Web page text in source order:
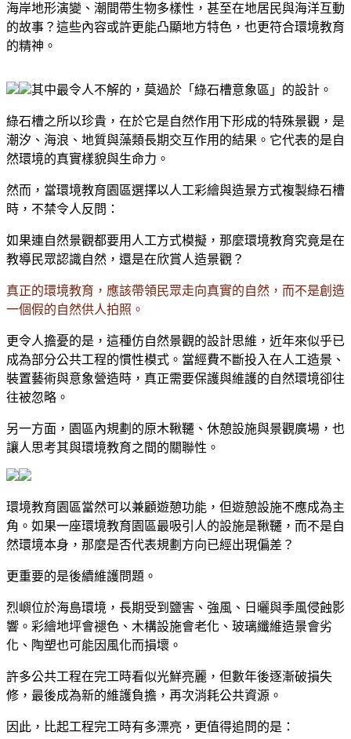
海岸地形演變、潮間帶生物多樣性，甚至在地居民與海洋互動
的故事？這些內容或許更能凸顯地方特色，也更符合環境教育
的精神。
其中最令人不解的，莫過於「綠石槽意象區」的設計。
綠石槽之所以珍貴，在於它是自然作用下形成的特殊景觀，是
潮汐、海浪、地質與藻類長期交互作用的結果。它代表的是自
然環境的真實樣貌與生命力。
然而，當環境教育園區選擇以人工彩繪與造景方式複製綠石槽
時，不禁令人反問：
如果連自然景觀都要用人工方式模擬，那麼環境教育究竟是在
教導民眾認識自然，還是在欣賞人造景觀？
真正的環境教育，應該帶領民眾走向真實的自然，而不是創造
一個假的自然供人拍照。
更令人擔憂的是，這種仿自然景觀的設計思維，近年來似乎已
成為部分公共工程的慣性模式。當經費不斷投入在人工造景、
裝置藝術與意象營造時，真正需要保護與維護的自然環境卻往
往被忽略。
另一方面，園區內規劃的原木鞦韆、休憩設施與景觀廣場，也
讓人思考其與環境教育之間的關聯性。
環境教育園區當然可以兼顧遊憩功能，但遊憩設施不應成為主
角。如果一座環境教育園區最吸引人的設施是鞦韆，而不是自
然環境本身，那麼是否代表規劃方向已經出現偏差？
更重要的是後續維護問題。
烈嶼位於海島環境，長期受到鹽害、強風、日曬與季風侵蝕影
響。彩繪地坪會褪色、木構設施會老化、玻璃纖維造景會劣
化、陶塑也可能因風化而損壞。
許多公共工程在完工時看似光鮮亮麗，但數年後逐漸破損失
修，最後成為新的維護負擔，再次消耗公共資源。
因此，比起工程完工時有多漂亮，更值得追問的是：